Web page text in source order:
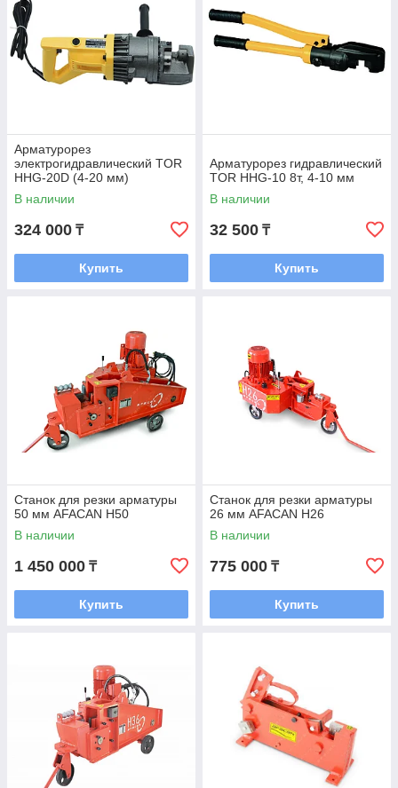
Арматурорез
электрогидравлический TOR
HHG-20D (4-20 мм)
В наличии
324 000 ₸
Купить
Арматурорез гидравлический
TOR HHG-10 8т, 4-10 мм
В наличии
32 500 ₸
Купить
Станок для резки арматуры
50 мм AFACAN H50
В наличии
1 450 000 ₸
Купить
Станок для резки арматуры
26 мм AFACAN H26
В наличии
775 000 ₸
Купить